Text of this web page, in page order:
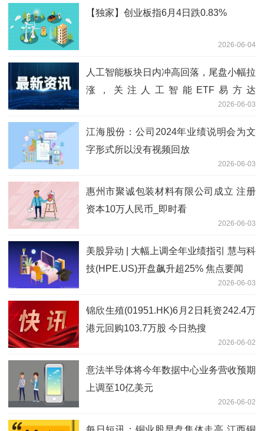
【独家】创业板指6月4日跌0.83%
2026-06-04
人工智能板块日内冲高回落，尾盘小幅拉
涨，关注人工智能ETF易方达
2026-06-03
江海股份：公司2024年业绩说明会为文
字形式所以没有视频回放
2026-06-03
惠州市聚诚包装材料有限公司成立 注册
资本10万人民币_即时看
2026-06-03
美股异动 | 大幅上调全年业绩指引 慧与科
技(HPE.US)开盘飙升超25% 焦点要闻
2026-06-03
锦欣生殖(01951.HK)6月2日耗资242.4万
港元回购103.7万股 今日热搜
2026-06-02
意法半导体将今年数据中心业务营收预期
上调至10亿美元
2026-06-02